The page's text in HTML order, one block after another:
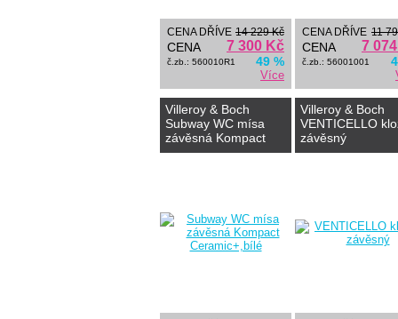
CENA DŘÍVE 14 229 Kč
CENA 7 300 Kč
č.zb.: 560010R1 49 %
Více
CENA DŘÍVE 11
CENA 7
č.zb.: 56001001
Villeroy & Boch
Subway WC mísa
závěsná Kompact
Ceramic+,bílé
Villeroy & Boch
VENTICELLO
závěsný